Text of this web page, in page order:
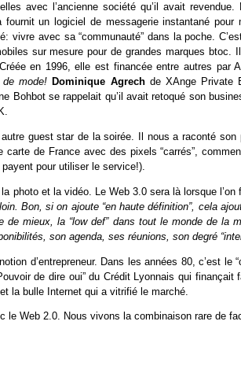
avec l’ancienne société qu’il avait
un logiciel de messagerie instantané pour
vivre avec sa “communauté” dans la poche.
sur mesure pour de grandes marques btoc.
en 1996, elle est financée entre autres par
mode! Dominique Agrech de XAnge Private
Bohbot se rappelait qu’il avait retoqué son
guest star de la soirée. Il nous a raconté
carte de France avec des pixels “carrés”,
pour utiliser le service!).
photo et la vidéo. Le Web 3.0 sera là lorsque
Bon, si on ajoute “en haute définition”, cela
de mieux, la “low def” dans tout le monde de la
son agenda, ses réunions, son degré
d’entrepreneur. Dans les années 80, c’est
de dire oui” du Crédit Lyonnais qui
la bulle Internet qui a vitrifié le marché.
le Web 2.0. Nous vivons la combinaison rare de